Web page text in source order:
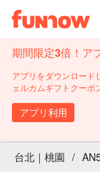
期間限定3倍！ア
アプリをダウンロード
ェルカムギフトクーポ
アプリ利用
台北｜桃園 /